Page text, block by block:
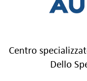
Centro
Dello